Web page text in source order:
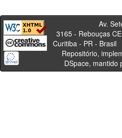
Av. Sete de
3165 - Rebouças
Curitiba -
Repositório,
DSpace, mantido